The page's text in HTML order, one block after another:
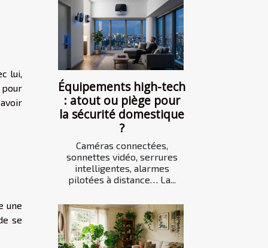
lui,
pour
une
se
Équipements high-tech
: atout ou piège pour
la sécurité domestique
?
Caméras connectées,
sonnettes vidéo, serrures
intelligentes, alarmes
pilotées à distance… La...